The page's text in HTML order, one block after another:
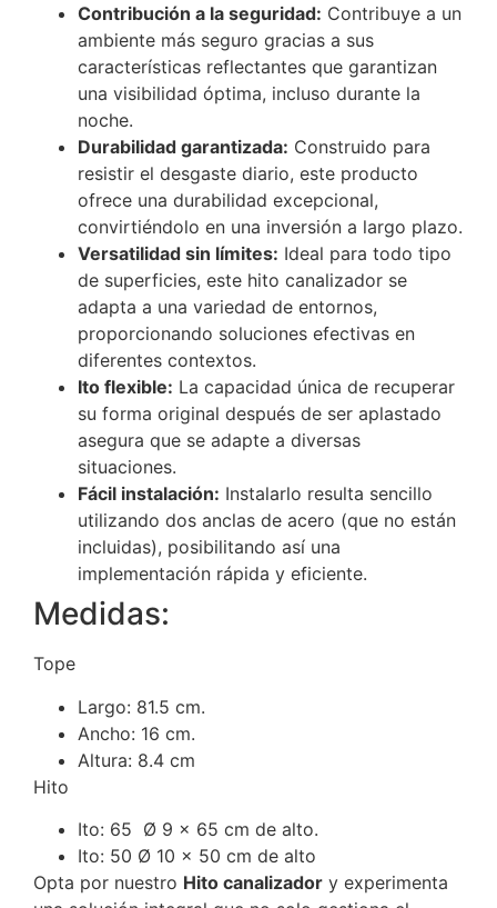
Contribución a la seguridad: Contribuye a un
ambiente más seguro gracias a sus
características reflectantes que garantizan
una visibilidad óptima, incluso durante la
noche.
Durabilidad garantizada: Construido para
resistir el desgaste diario, este producto
ofrece una durabilidad excepcional,
convirtiéndolo en una inversión a largo plazo.
Versatilidad sin límites: Ideal para todo tipo
de superficies, este hito canalizador se
adapta a una variedad de entornos,
proporcionando soluciones efectivas en
diferentes contextos.
Ito flexible: La capacidad única de recuperar
su forma original después de ser aplastado
asegura que se adapte a diversas
situaciones.
Fácil instalación: Instalarlo resulta sencillo
utilizando dos anclas de acero (que no están
incluidas), posibilitando así una
implementación rápida y eficiente.
Medidas:
Tope
Largo: 81.5 cm.
Ancho: 16 cm.
Altura: 8.4 cm
Hito
Ito: 65 Ø 9 x 65 cm de alto.
Ito: 50 Ø 10 x 50 cm de alto
Opta por nuestro Hito canalizador y experimenta